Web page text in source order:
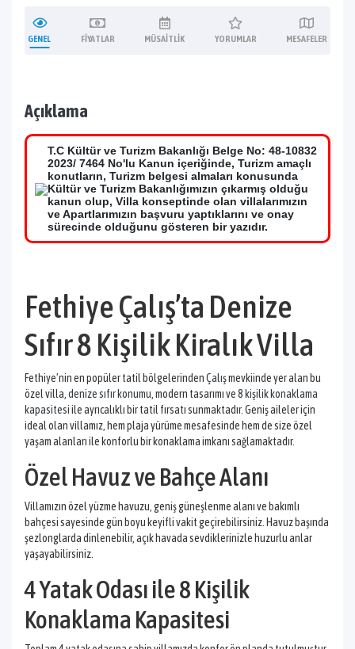
GENEL FIYATLAR MÜSAITLIK YORUMLAR MESAFELER
Açıklama
T.C Kültür ve Turizm Bakanlığı Belge No: 48-10832
2023/ 7464 No'lu Kanun içeriğinde, Turizm amaçlı
konutların, Turizm belgesi almaları konusunda
Kültür ve Turizm Bakanlığımızın çıkarmış olduğu
kanun olup, Villa konseptinde olan villalarımızın
ve Apartlarımızın başvuru yaptıklarını ve onay
sürecinde olduğunu gösteren bir yazıdır.
Fethiye Çalış’ta Denize
Sıfır 8 Kişilik Kiralık Villa
Fethiye’nin en popüler tatil bölgelerindenÇalışmevkiinde yer alan bu
özel villa,denize sıfır konumu, modern tasarımı ve8 kişilik konaklama
kapasitesiile ayrıcalıklı bir tatil fırsatı sunmaktadır. Geniş aileler için
ideal olan villamız, hem plaja yürüme mesafesinde hem de size özel
yaşam alanları ile konforlu bir konaklama imkanı sağlamaktadır.
Özel Havuz ve Bahçe Alanı
Villamızın özel yüzme havuzu, geniş güneşlenme alanı ve bakımlı
bahçesi sayesinde gün boyu keyifli vakit geçirebilirsiniz. Havuz başında
şezlonglarda dinlenebilir, açık havada sevdiklerinizle huzurlu anlar
yaşayabilirsiniz.
4 Yatak Odası ile 8 Kişilik
Konaklama Kapasitesi